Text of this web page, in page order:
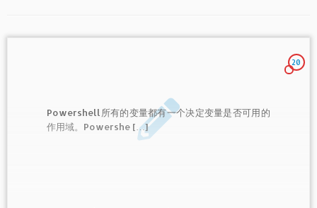
20
Powershell所有的变量都有一个决定变量是否可用的
作用域。Powershe […]